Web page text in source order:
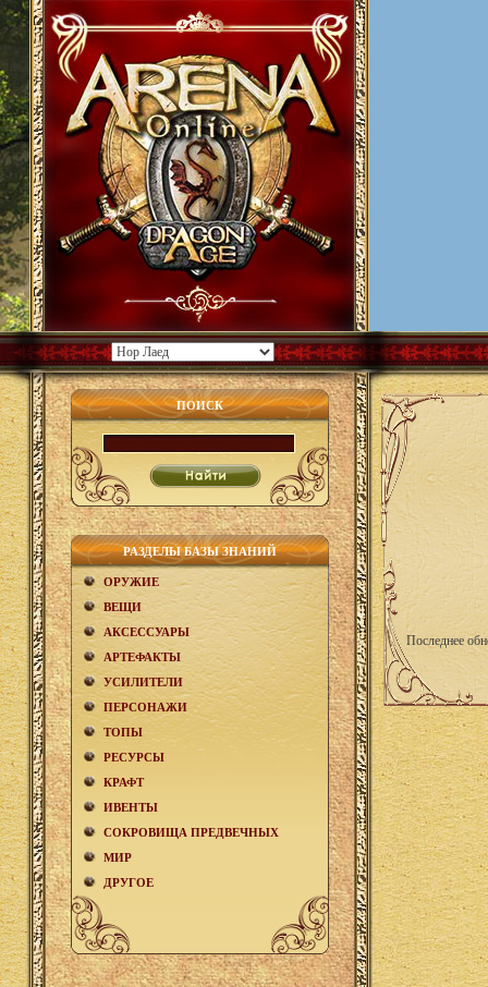
ПОИСК
РАЗДЕЛЫ БАЗЫ ЗНАНИЙ
ОРУЖИЕ
ВЕЩИ
АКCЕСCУАРЫ
АРТЕФАКТЫ
УСИЛИТЕЛИ
ПЕРСОНАЖИ
ТОПЫ
РЕСУРСЫ
КРАФТ
ИВЕНТЫ
СОКРОВИЩА ПРЕДВЕЧНЫХ
МИР
ДРУГОЕ
Последнее